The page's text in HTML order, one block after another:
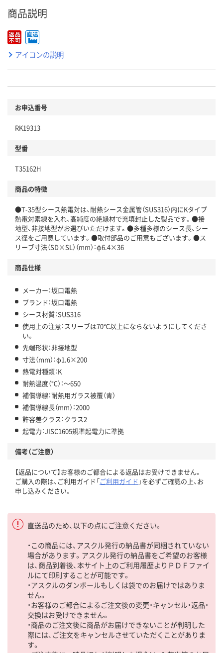
商品説明
アイコンの説明
お申込番号
RK19313
型番
T35162H
商品の特徴
●T-35型シース熱電対は、耐熱シース金属管（SUS316）内にKタイプ
熱電対素線を入れ、高純度の絶縁材で充填封止した製品です。●接
地型、非接地型がお選びいただけます。●多種多様のシース長、シー
ス径をご用意しています。●取付部品のご用意もございます。●ス
リーブ寸法（SD×SL）（mm）：φ6.4×36
商品仕様
メーカー：坂口電熱
ブランド：坂口電熱
シース材質：SUS316
使用上の注意：スリーブは70℃以上にならないようにしてくださ
い。
先端形状：非接地型
寸法（mm）：φ1.6×200
熱電対種類：K
耐熱温度（℃）：～650
補償導線：耐熱用ガラス被覆（青）
補償導線長（mm）：2000
許容差クラス：クラス2
起電力：JISC1605規準起電力に準拠
備考（ご注意）
【返品について】お客様のご都合による返品はお受けできません。
ご購入の際は、ご利用ガイド「ご利用ガイド 」を必ずご確認の上、お
申し込みください。
直送品のため、以下の点にご注意ください。
・この商品には、アスクル発行の納品書が同梱されていない
場合があります。アスクル発行の納品書をご希望のお客様
は、商品到着後、本サイト上のご利用履歴よりＰＤＦファイ
ルにて印刷することが可能です。
・アスクルのダンボールもしくは袋でのお届けではありま
せん。
・お客様のご都合によるご注文後の変更・キャンセル・返品・
交換はお受けできません。
・商品のご注文後に商品がお届けできないことが判明した
際には、ご注文をキャンセルさせていただくことがありま
す。